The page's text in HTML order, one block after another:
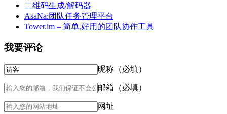
二维码生成/解码器
AsaNa:团队任务管理平台
Tower.im – 简单,好用的团队协作工具
我要评论
昵称（必填）
邮箱（必填）
网址